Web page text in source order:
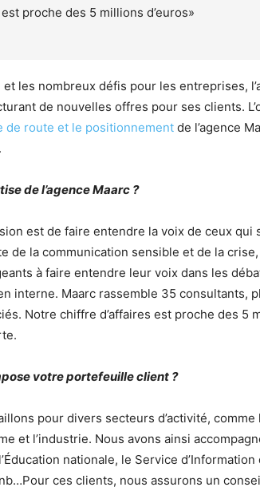
proche des 5 millions d’euros»
les nombreux défis pour les entreprises,
de nouvelles offres pour ses clients.
de route et le positionnement de l’agence
de l’agence Maarc ?
est de faire entendre la voix de ceux qui
de la communication sensible et de la crise,
à faire entendre leur voix dans les
interne. Maarc rassemble 35 consultants,
Notre chiffre d’affaires est proche des 5
votre portefeuille client ?
pour divers secteurs d’activité, comme
et l’industrie. Nous avons ainsi
nationale, le Service
ces clients, nous assurons un